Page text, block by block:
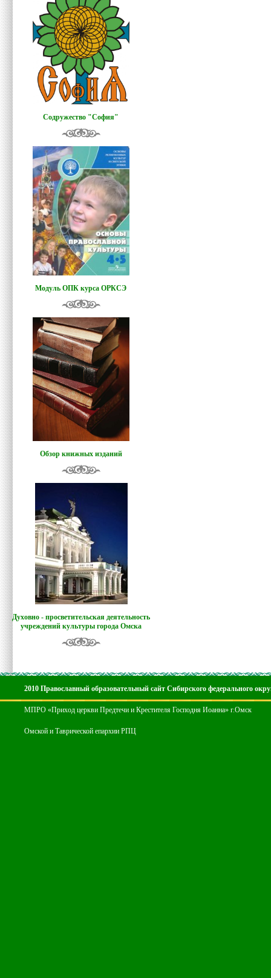
Содружество "София"
Модуль ОПК курса ОРКСЭ
Обзор книжных изданий
Духовно - просветительская деятельность
учреждений культуры города Омска
2010 Православный образовательный сайт Сибирского федерального
МПРО «Приход церкви Предтечи и Крестителя Господня Иоанна» г.Омск
Омской и Таврической епархии РПЦ